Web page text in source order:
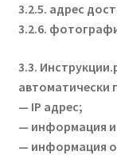
3.2.5. адрес
3.2.6.
3.3.
автоматически
— IP адрес;
— информация
— информация о